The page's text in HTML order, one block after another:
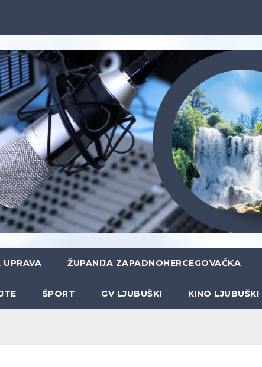
UPRAVA ŽUPANIJA ZAPADNOHERCEGOVAČKA
ŠPORT GV LJUBUŠKI KINO LJUBUŠKI